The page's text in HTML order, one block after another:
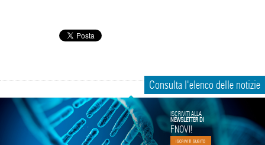
Consulta l'elenco delle notizie
FNOVI!
ISCRIVITI SUBITO
ISCRIVITI ALLA
NEWSLETTER DI